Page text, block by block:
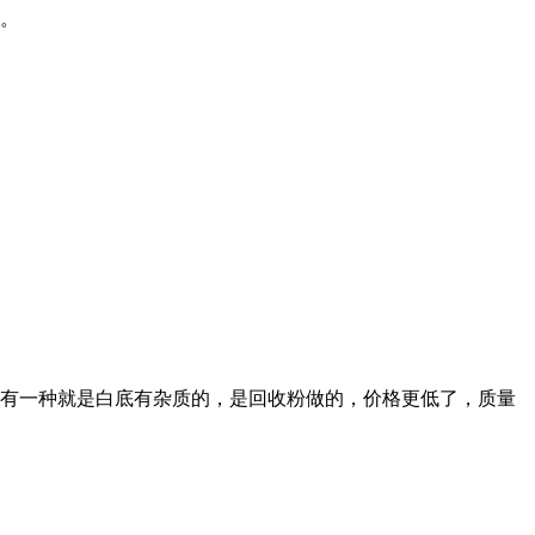
一种就是白底有杂质的，是回收粉做的，价格更低了，质量